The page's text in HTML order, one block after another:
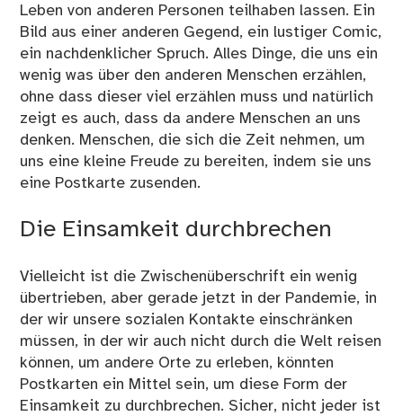
Leben von anderen Personen teilhaben lassen. Ein
Bild aus einer anderen Gegend, ein lustiger Comic,
ein nachdenklicher Spruch. Alles Dinge, die uns ein
wenig was über den anderen Menschen erzählen,
ohne dass dieser viel erzählen muss und natürlich
zeigt es auch, dass da andere Menschen an uns
denken. Menschen, die sich die Zeit nehmen, um
uns eine kleine Freude zu bereiten, indem sie uns
eine Postkarte zusenden.
Die Einsamkeit durchbrechen
Vielleicht ist die Zwischenüberschrift ein wenig
übertrieben, aber gerade jetzt in der Pandemie, in
der wir unsere sozialen Kontakte einschränken
müssen, in der wir auch nicht durch die Welt reisen
können, um andere Orte zu erleben, könnten
Postkarten ein Mittel sein, um diese Form der
Einsamkeit zu durchbrechen. Sicher, nicht jeder ist